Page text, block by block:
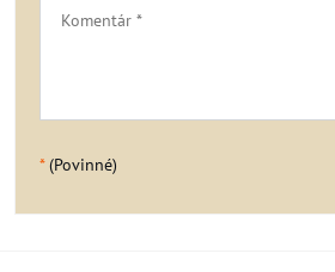
*(Povinné)